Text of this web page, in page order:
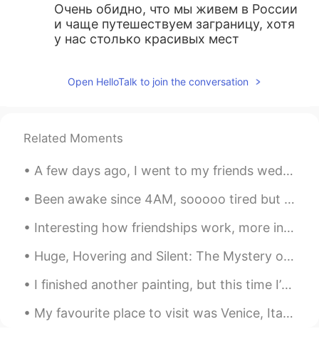
Очень обидно, что мы живем в России
и чаще путешествуем заграницу, хотя
у нас столько красивых мест
Open HelloTalk to join the conversation
Related Moments
A few days ago, I went to my friends wedding. 数日前、私は友人の結婚式に行きました。 His wedding was at a famous de...
Been awake since 4AM, sooooo tired but can't sleep because my friend's boyfriend is snoring like ...
Interesting how friendships work, more interesting when you realize maybe you weren't even ever f...
Huge, Hovering and Silent: The Mystery of 'Black Triangle' UFOs Within the larger mystery of the...
I finished another painting, but this time I’m gifting it to a family member. I’ll be sad to see ...
My favourite place to visit was Venice, Italy. It was so beautiful and the food was delicious! W...